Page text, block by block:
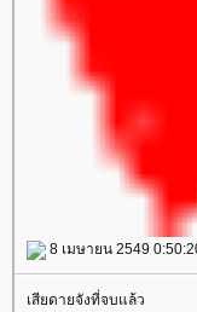
8 เมษายน 2549
เสียดายจังที่จบแล้ว